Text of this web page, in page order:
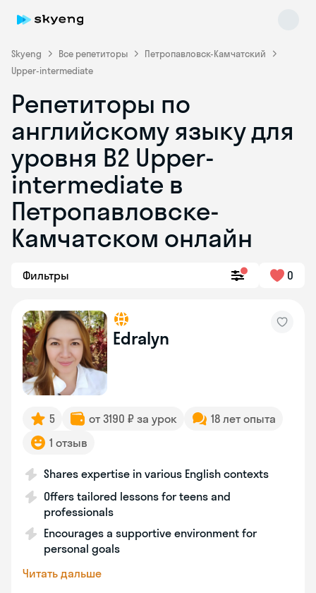
Skyeng Все репетиторы
Петропавловск-Камчатский
Upper-intermediate
Репетиторы по
английскому языку для
уровня B2 Upper-
intermediate в
Петропавловске-
Камчатском онлайн
Фильтры 0
Edralyn
5 от 3190 ₽ за урок
18 лет опыта
1 отзыв
Shares expertise in various English contexts
Offers tailored lessons for teens and
professionals
Encourages a supportive environment for
personal goals
Читать дальше
Skyeng Chat